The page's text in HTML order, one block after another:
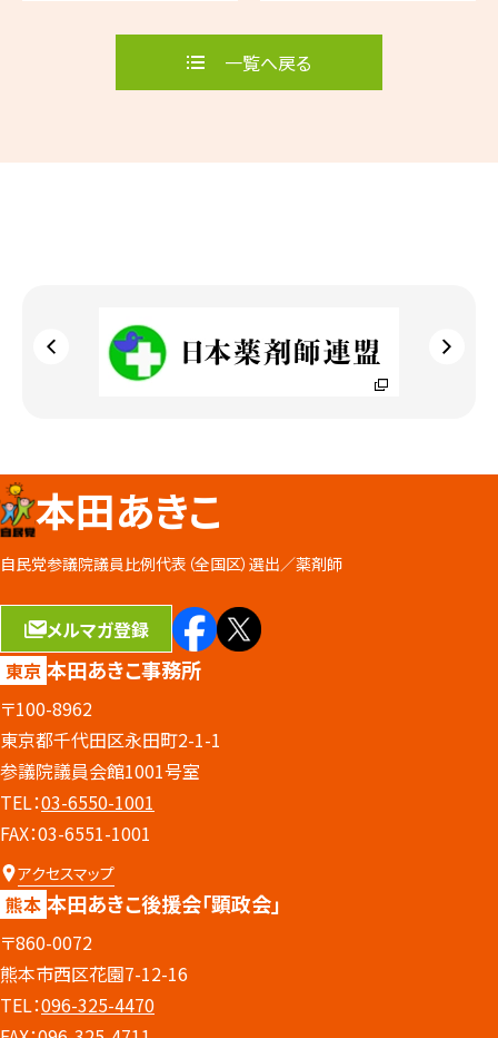
一覧へ戻る
本田あきこ
自民党参議院議員比例代表（全国区）選出／薬剤師
メルマガ登録
東京 本田あきこ事務所
〒100-8962
東京都千代田区永田町2-1-1
参議院議員会館1001号室
TEL：03-6550-1001
FAX：03-6551-1001
アクセスマップ
熊本 本田あきこ後援会「顕政会」
〒860-0072
熊本市西区花園7-12-16
TEL：096-325-4470